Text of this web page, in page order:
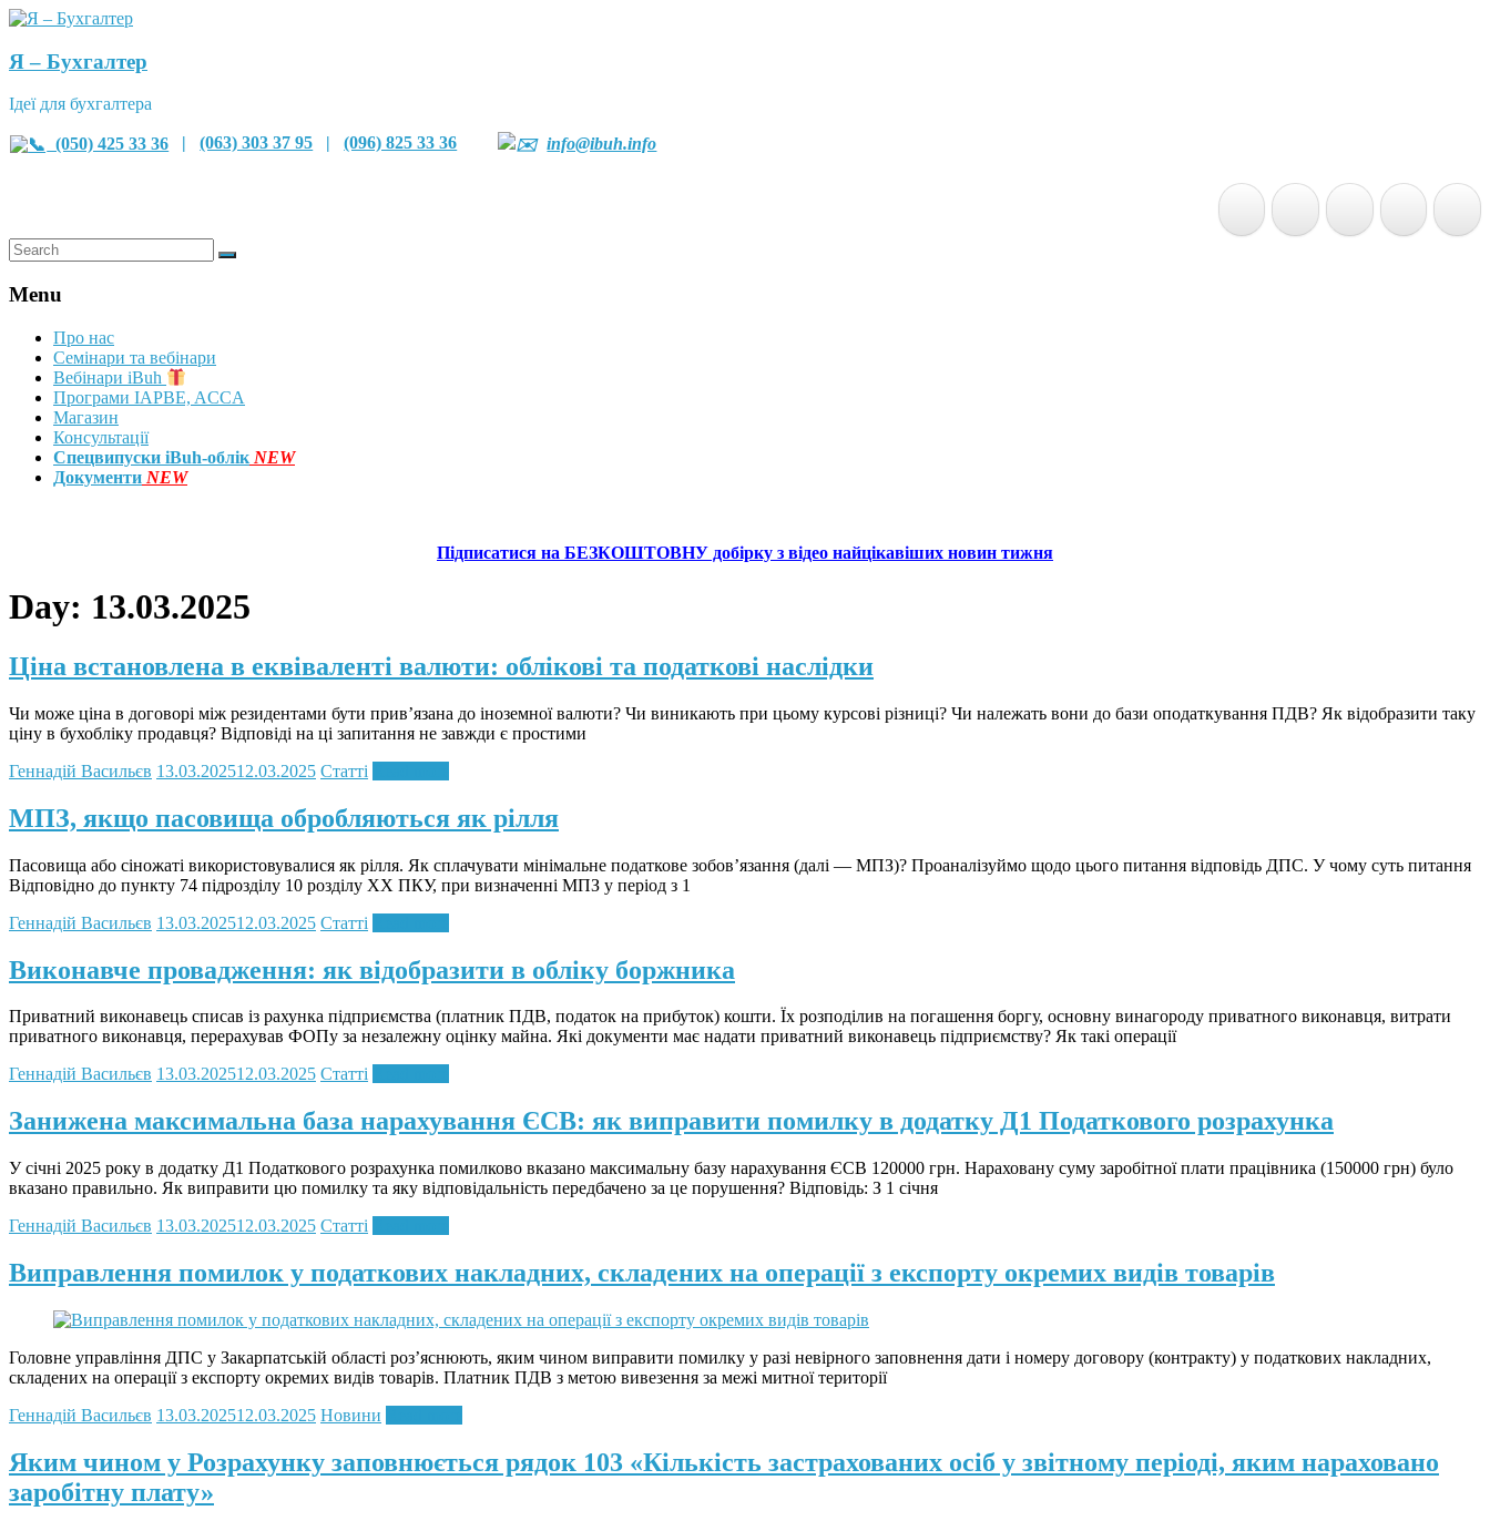
Я – Бухгалтер
Ідеї для бухгалтера
(050) 425 33 36 |(063) 303 37 95 |(096) 825 33 36 info@ibuh.info
Menu
Про нас
Семінари та вебінари
Вебінари iBuh
Програми IAPBE, ACCA
Магазин
Консультації
Спецвипуски iBuh-облік NEW
Документи NEW
Підписатися на БЕЗКОШТОВНУ добірку з відео найцікавіших новин тижня
Day: 13.03.2025
Ціна встановлена в еквіваленті валюти: облікові та податкові наслідки
Чи може ціна в договорі між резидентами бути прив’язана до іноземної валюти? Чи виникають при цьому курсові різниці? Чи належать вони до бази оподаткування ПДВ? Як відобразити таку
ціну в бухобліку продавця? Відповіді на ці запитання не завжди є простими
Геннадій Васильєв 13.03.202512.03.2025 Статті
МПЗ, якщо пасовища обробляються як рілля
Пасовища або сіножаті використовувалися як рілля. Як сплачувати мінімальне податкове зобов’язання (далі — МПЗ)? Проаналізуймо щодо цього питання відповідь ДПС. У чому суть питання
Відповідно до пункту 74 підрозділу 10 розділу ХХ ПКУ, при визначенні МПЗ у період з 1
Геннадій Васильєв 13.03.202512.03.2025 Статті
Виконавче провадження: як відобразити в обліку боржника
Приватний виконавець списав із рахунка підприємства (платник ПДВ, податок на прибуток) кошти. Їх розподілив на погашення боргу, основну винагороду приватного виконавця, витрати
приватного виконавця, перерахував ФОПу за незалежну оцінку майна. Які документи має надати приватний виконавець підприємству? Як такі операції
Геннадій Васильєв 13.03.202512.03.2025 Статті
Занижена максимальна база нарахування ЄСВ: як виправити помилку в додатку Д1 Податкового розрахунка
У січні 2025 року в додатку Д1 Податкового розрахунка помилково вказано максимальну базу нарахування ЄСВ 120000 грн. Нараховану суму заробітної плати працівника (150000 грн) було
вказано правильно. Як виправити цю помилку та яку відповідальність передбачено за це порушення? Відповідь: З 1 січня
Геннадій Васильєв 13.03.202512.03.2025 Статті
Виправлення помилок у податкових накладних, складених на операції з експорту окремих видів товарів
Головне управління ДПС у Закарпатській області роз’яснюють, яким чином виправити помилку у разі невірного заповнення дати і номеру договору (контракту) у податкових накладних,
складених на операції з експорту окремих видів товарів. Платник ПДВ з метою вивезення за межі митної території
Геннадій Васильєв 13.03.202512.03.2025 Новини
Яким чином у Розрахунку заповнюється рядок 103 «Кількість застрахованих осіб у звітному періоді, яким нараховано
заробітну плату»